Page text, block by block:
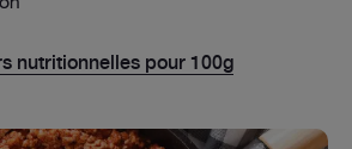
nutritionnelles pour 100g